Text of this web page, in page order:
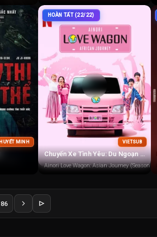
MINH
HOÀN TẤT (22/22)
VIETSUB
Chuyến Xe Tình Yêu: Du Ngoạn Châu Á 2
Ainori Love Wagon: Asian Journey (Season 2)
86